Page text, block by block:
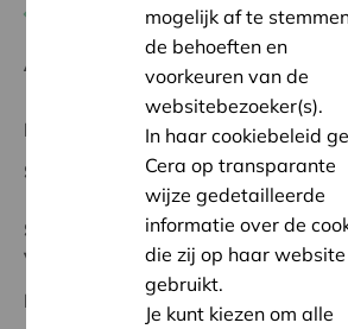
Terug naar overzicht
Ambitie: Warme en zorgzame
Regionaal Project
Startdatum:
07/05/2026
Status:
In behandeling
Veurne-Diksmuide
Datum:
07/05/2026
mogelijk af te
de behoeften en
voorkeuren van de
websitebezoeker(s).
In haar cookiebeleid
Cera op transparante
wijze gedetailleerde
informatie over de
die zij op haar website
gebruikt.
Je kunt kiezen om alle